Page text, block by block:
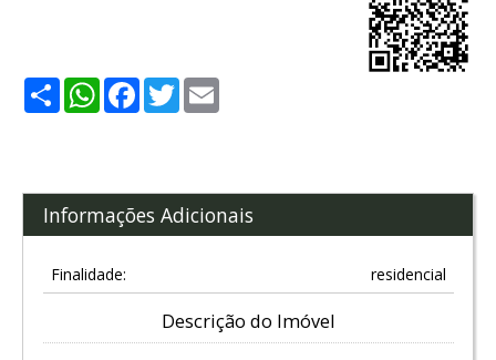
ShareWhatsApp
Facebook
Twitter
Informações Adicionais
Finalidade: residencial
Descrição do Imóvel